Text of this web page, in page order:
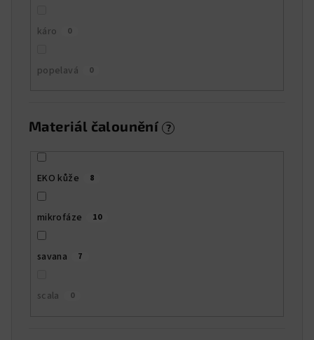
káro 0
popelavá 0
Materiál čalounění ?
EKO kůže 8
mikrofáze 10
savana 7
scala 0